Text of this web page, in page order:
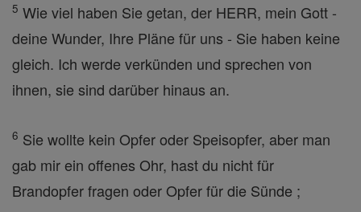
5 Wie viel haben Sie getan, der HERR, mein Gott -
deine Wunder, Ihre Pläne für uns - Sie haben keine
gleich. Ich werde verkünden und sprechen von
ihnen, sie sind darüber hinaus an.
6 Sie wollte kein Opfer oder Speisopfer, aber man
gab mir ein offenes Ohr, hast du nicht für
Brandopfer fragen oder Opfer für die Sünde ;